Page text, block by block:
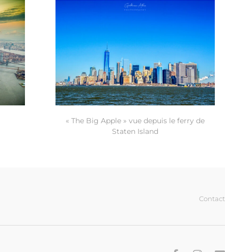
« The Big Apple » vue depuis le ferry de
Staten Island
Contact